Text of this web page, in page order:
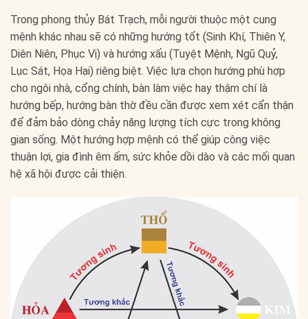
Trong phong thủy Bát Trạch, mỗi người thuộc một cung
mệnh khác nhau sẽ có những hướng tốt (Sinh Khí, Thiên Y,
Diên Niên, Phục Vị) và hướng xấu (Tuyệt Mệnh, Ngũ Quỷ,
Lục Sát, Họa Hại) riêng biệt. Việc lựa chọn hướng phù hợp
cho ngôi nhà, cổng chính, bàn làm việc hay thậm chí là
hướng bếp, hướng bàn thờ đều cần được xem xét cẩn thận
để đảm bảo dòng chảy năng lượng tích cực trong không
gian sống. Một hướng hợp mệnh có thể giúp công việc
thuận lợi, gia đình êm ấm, sức khỏe dồi dào và các mối quan
hệ xã hội được cải thiện.